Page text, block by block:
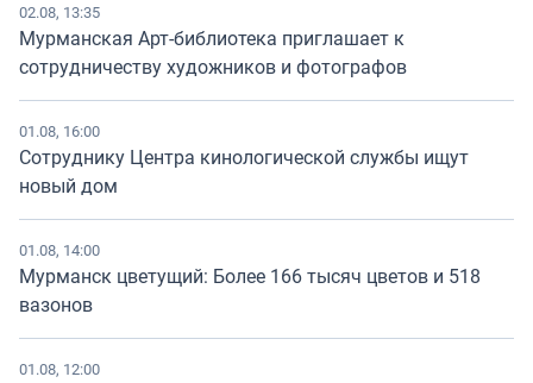
02.08, 13:35
Мурманская Арт-библиотека приглашает к
сотрудничеству художников и фотографов
01.08, 16:00
Сотруднику Центра кинологической службы ищут
новый дом
01.08, 14:00
Мурманск цветущий: Более 166 тысяч цветов и 518
вазонов
01.08, 12:00